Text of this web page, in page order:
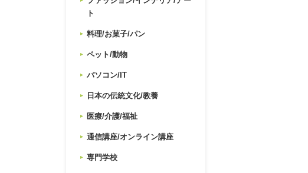
ト
料理/お菓子/パン
ペット/動物
パソコン/IT
日本の伝統文化/教養
医療/介護/福祉
通信講座/オンライン講座
専門学校